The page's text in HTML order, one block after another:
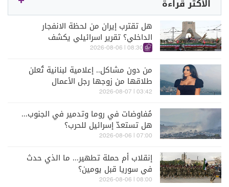
الأكثر قراءة
هل تقترب إيران من لحظة الانفجار
الداخلي؟ تقرير اسرائيلي يكشف
الكواليس
08:30 | 2026-08-06
من دون مشاكل.. إعلامية لبنانية تُعلن
طلاقها من زوجها رجل الأعمال
03:42 | 2026-08-07
مُفاوضات في روما وتدمير في الجنوب...
هل تستعدّ إسرائيل للحرب؟
07:00 | 2026-08-06
إنقلاب أم حملة تطهير... ما الذي حدث
في سوريا قبل يومين؟
08:00 | 2026-08-06